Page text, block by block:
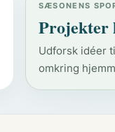
SÆSONENS
Projekter
Udforsk idéer
omkring